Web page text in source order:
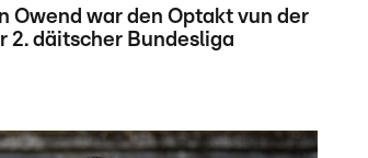
Owend war den Optakt vun der
2. däitscher Bundesliga